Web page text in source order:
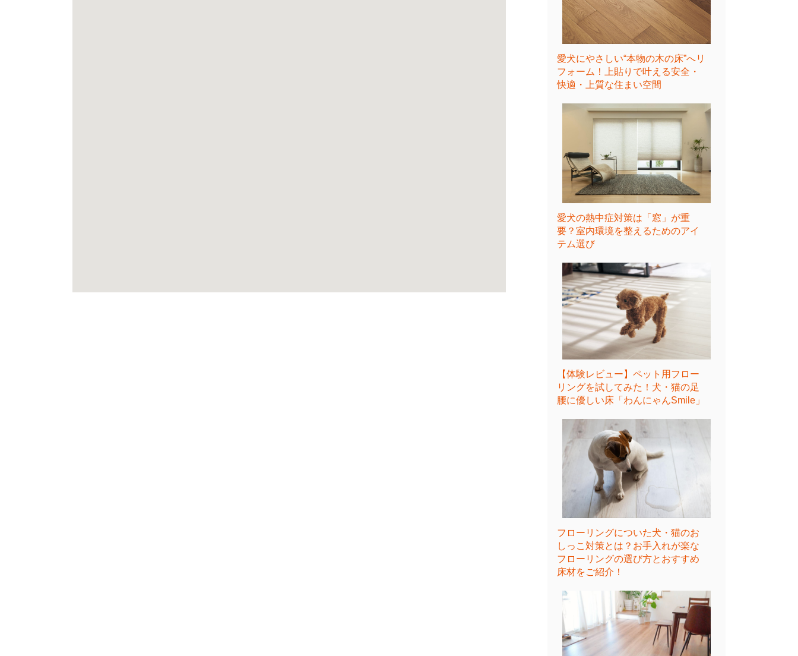
愛犬にやさしい“本物の木の床”へリ
フォーム！上貼りで叶える安全・
快適・上質な住まい空間
愛犬の熱中症対策は「窓」が重
要？室内環境を整えるためのアイ
テム選び
【体験レビュー】ペット用フロー
リングを試してみた！犬・猫の足
腰に優しい床「わんにゃんSmile」
フローリングについた犬・猫のお
しっこ対策とは？お手入れが楽な
フローリングの選び方とおすすめ
床材をご紹介！